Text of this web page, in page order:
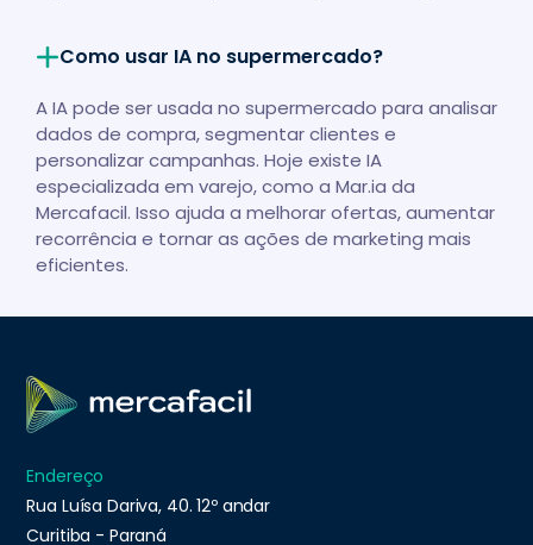
Como usar IA no supermercado?
A IA pode ser usada no supermercado para analisar
dados de compra, segmentar clientes e
personalizar campanhas. Hoje existe IA
especializada em varejo, como a Mar.ia da
Mercafacil. Isso ajuda a melhorar ofertas, aumentar
recorrência e tornar as ações de marketing mais
eficientes.
Endereço
Rua Luísa Dariva, 40. 12º andar
Curitiba - Paraná